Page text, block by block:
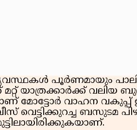
പൂർണമായും
യാത്രക്കാർക്ക് വലിയ
മോട്ടോർ വാഹന
വെട്ടിക്കുറച്ച ബസുടമ